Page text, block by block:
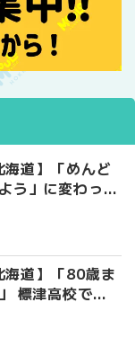
海道】「めんど
う」に変わっ
走る、僕の泥
海道】「80歳ま
標津高校で踏